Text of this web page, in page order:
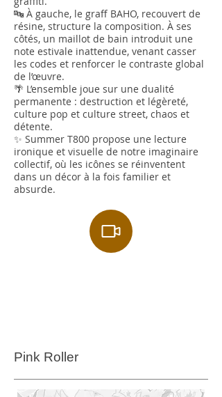
🔤 À gauche, le graff BAHO, recouvert de
résine, structure la composition. À ses
côtés, un maillot de bain introduit une
note estivale inattendue, venant casser
les codes et renforcer le contraste global
de l’œuvre.
🌴 L’ensemble joue sur une dualité
permanente : destruction et légèreté,
culture pop et culture street, chaos et
détente.
✨ Summer T800 propose une lecture
ironique et visuelle de notre imaginaire
collectif, où les icônes se réinventent
dans un décor à la fois familier et
absurde.
Pink Roller